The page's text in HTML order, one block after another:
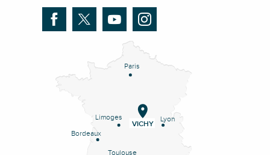
Paris
Lyon
Limoges
Bordeaux
Toulouse
VICHY